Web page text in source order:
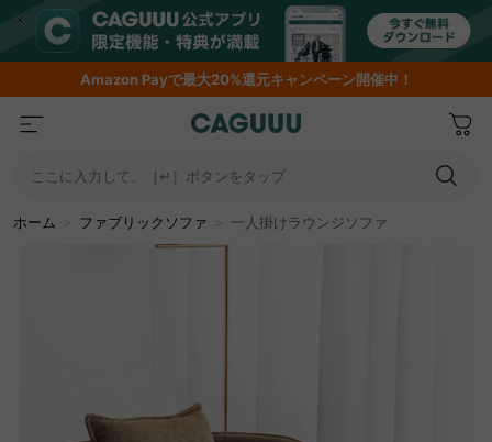
AmazonPayで最大20%還元キャンペーン開催中！
ここに入力して、［↵］ボタンをタップ
ホーム ファブリックソファ 一人掛けラウンジソファ